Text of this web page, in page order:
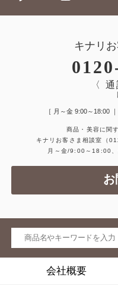
キナリ
〈
［ 月～金 9:00～18:00
商品・美容に関
キナリお客さま相談室
（
月～金/9:00～18:00
お
会社概要